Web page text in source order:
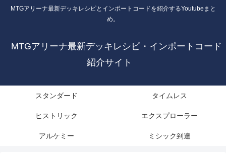
MTGアリーナ最新デッキレシピとインポートコードを紹介するYoutubeまと
め。
MTGアリーナ最新デッキレシピ・インポートコード
紹介サイト
スタンダード タイムレス
ヒストリック エクスプローラー
アルケミー ミシック到達